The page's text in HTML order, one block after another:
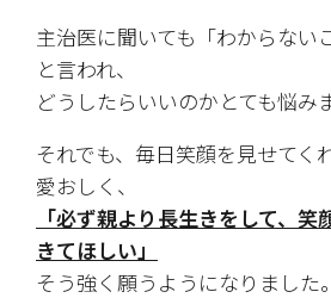
主治医に聞いても「わからない
と言われ、
どうしたらいいのかとても悩み
それでも、毎日笑顔を見せてく
愛おしく、
「必ず親より長生きをして、
きてほしい」
そう強く願うようになりました。